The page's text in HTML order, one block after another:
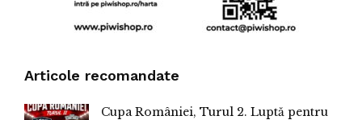
Articole recomandate
Cupa României, Turul 2. Luptă pentru